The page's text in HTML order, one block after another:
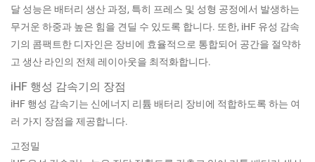
달 성능은 배터리 생산 과정, 특히 프레스 및 성형 공정에서 발생하는
무거운 하중과 높은 힘을 견딜 수 있도록 합니다. 또한, iHF 유성 감속
기의 콤팩트한 디자인은 장비에 효율적으로 통합되어 공간을 절약하
고 생산 라인의 전체 레이아웃을 최적화합니다.
iHF 행성 감속기의 장점
iHF 행성 감속기는 신에너지 리튬 배터리 장비에 적합하도록 하는 여
러 가지 장점을 제공합니다.
고정밀